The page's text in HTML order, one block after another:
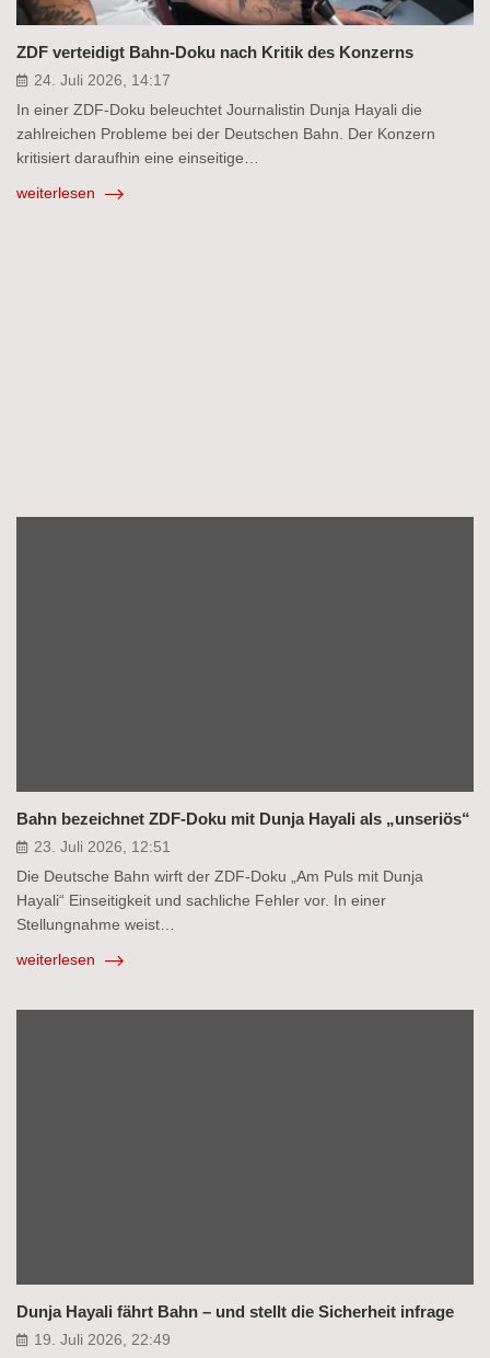
ZDF verteidigt Bahn-Doku nach Kritik des Konzerns
24. Juli 2026, 14:17
In einer ZDF-Doku beleuchtet Journalistin Dunja Hayali die
zahlreichen Probleme bei der Deutschen Bahn. Der Konzern
kritisiert daraufhin eine einseitige…
weiterlesen
Bahn bezeichnet ZDF-Doku mit Dunja Hayali als „unseriös“
23. Juli 2026, 12:51
Die Deutsche Bahn wirft der ZDF-Doku „Am Puls mit Dunja
Hayali“ Einseitigkeit und sachliche Fehler vor. In einer
Stellungnahme weist…
weiterlesen
Dunja Hayali fährt Bahn – und stellt die Sicherheit infrage
19. Juli 2026, 22:49